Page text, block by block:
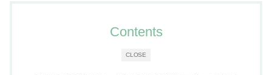
CLOSE
Contents